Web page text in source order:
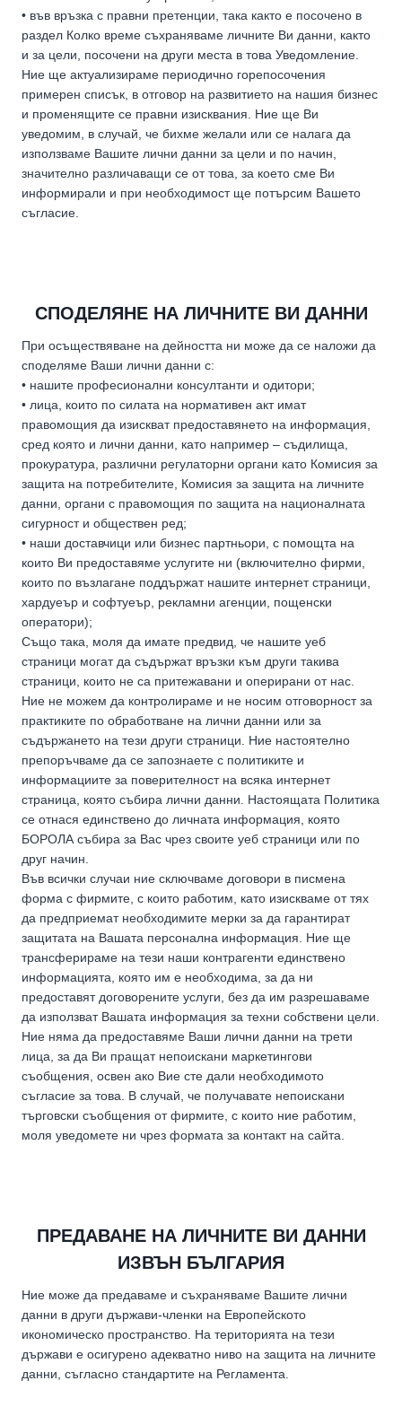
• във връзка с правни претенции, така както е посочено в
раздел Колко време съхраняваме личните Ви данни, както
и за цели, посочени на други места в това Уведомление.
Ние ще актуализираме периодично горепосочения
примерен списък, в отговор на развитието на нашия бизнес
и променящите се правни изисквания. Ние ще Ви
уведомим, в случай, че бихме желали или се налага да
използваме Вашите лични данни за цели и по начин,
значително различаващи се от това, за което сме Ви
информирали и при необходимост ще потърсим Вашето
съгласие.
СПОДЕЛЯНЕ НА ЛИЧНИТЕ ВИ ДАННИ
При осъществяване на дейността ни може да се наложи да
споделяме Ваши лични данни с:
• нашите професионални консултанти и одитори;
• лица, които по силата на нормативен акт имат
правомощия да изискват предоставянето на информация,
сред която и лични данни, като например – съдилища,
прокуратура, различни регулаторни органи като Комисия за
защита на потребителите, Комисия за защита на личните
данни, органи с правомощия по защита на националната
сигурност и обществен ред;
• наши доставчици или бизнес партньори, с помощта на
които Ви предоставяме услугите ни (включително фирми,
които по възлагане поддържат нашите интернет страници,
хардуеър и софтуеър, рекламни агенции, пощенски
оператори);
Също така, моля да имате предвид, че нашите уеб
страници могат да съдържат връзки към други такива
страници, които не са притежавани и оперирани от нас.
Ние не можем да контролираме и не носим отговорност за
практиките по обработване на лични данни или за
съдържането на тези други страници. Ние настоятелно
препоръчваме да се запознаете с политиките и
информациите за поверителност на всяка интернет
страница, която събира лични данни. Настоящата Политика
се отнася единствено до личната информация, която
БОРОЛА събира за Вас чрез своите уеб страници или по
друг начин.
Във всички случаи ние сключваме договори в писмена
форма с фирмите, с които работим, като изискваме от тях
да предприемат необходимите мерки за да гарантират
защитата на Вашата персонална информация. Ние ще
трансферираме на тези наши контрагенти единствено
информацията, която им е необходима, за да ни
предоставят договорените услуги, без да им разрешаваме
да използват Вашата информация за техни собствени цели.
Ние няма да предоставяме Ваши лични данни на трети
лица, за да Ви пращат непоискани маркетингови
съобщения, освен ако Вие сте дали необходимото
съгласие за това. В случай, че получавате непоискани
търговски съобщения от фирмите, с които ние работим,
моля уведомете ни чрез формата за контакт на сайта.
ПРЕДАВАНЕ НА ЛИЧНИТЕ ВИ ДАННИ
ИЗВЪН БЪЛГАРИЯ
Ние може да предаваме и съхраняваме Вашите лични
данни в други държави-членки на Европейското
икономическо пространство. На територията на тези
държави е осигурено адекватно ниво на защита на личните
данни, съгласно стандартите на Регламента.